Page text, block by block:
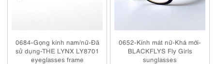
0684-Gọng kính nam/nữ-Đã
sử dụng-THE LYNX LY8701
eyeglasses frame
0652-Kính mát nữ-Khá mới-
BLACKFLYS Fly Girls
sunglasses